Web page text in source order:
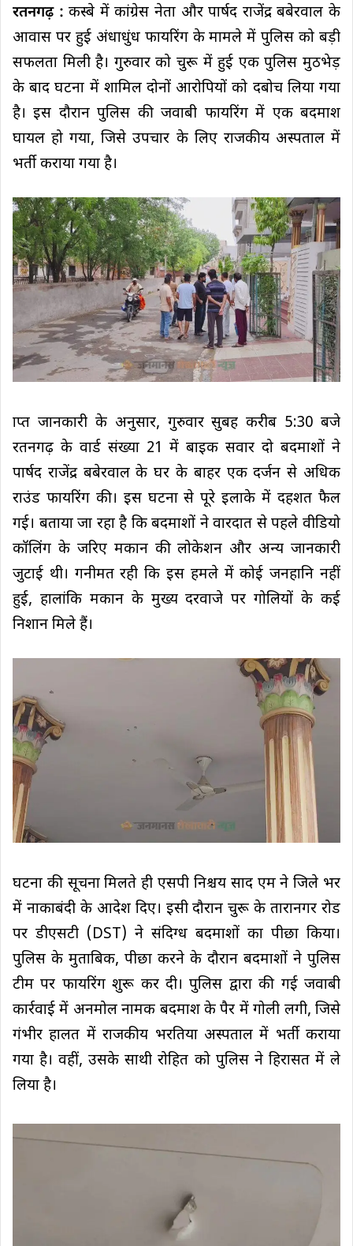
रतनगढ़ : कस्बे में कांग्रेस नेता और पार्षद राजेंद्र बबेरवाल के
आवास पर हुई अंधाधुंध फायरिंग के मामले में पुलिस को बड़ी
सफलता मिली है। गुरुवार को चुरू में हुई एक पुलिस मुठभेड़
के बाद घटना में शामिल दोनों आरोपियों को दबोच लिया गया
है। इस दौरान पुलिस की जवाबी फायरिंग में एक बदमाश
घायल हो गया, जिसे उपचार के लिए राजकीय अस्पताल में
भर्ती कराया गया है।
प्राप्त जानकारी के अनुसार, गुरुवार सुबह करीब 5:30 बजे
रतनगढ़ के वार्ड संख्या 21 में बाइक सवार दो बदमाशों ने
पार्षद राजेंद्र बबेरवाल के घर के बाहर एक दर्जन से अधिक
राउंड फायरिंग की। इस घटना से पूरे इलाके में दहशत फैल
गई। बताया जा रहा है कि बदमाशों ने वारदात से पहले वीडियो
कॉलिंग के जरिए मकान की लोकेशन और अन्य जानकारी
जुटाई थी। गनीमत रही कि इस हमले में कोई जनहानि नहीं
हुई, हालांकि मकान के मुख्य दरवाजे पर गोलियों के कई
निशान मिले हैं।
घटना की सूचना मिलते ही एसपी निश्चय प्रसाद एम ने जिले भर
में नाकाबंदी के आदेश दिए। इसी दौरान चुरू के तारानगर रोड
पर डीएसटी (DST) ने संदिग्ध बदमाशों का पीछा किया।
पुलिस के मुताबिक, पीछा करने के दौरान बदमाशों ने पुलिस
टीम पर फायरिंग शुरू कर दी। पुलिस द्वारा की गई जवाबी
कार्रवाई में अनमोल नामक बदमाश के पैर में गोली लगी, जिसे
गंभीर हालत में राजकीय भरतिया अस्पताल में भर्ती कराया
गया है। वहीं, उसके साथी रोहित को पुलिस ने हिरासत में ले
लिया है।